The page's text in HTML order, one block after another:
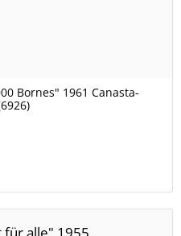
Bornes" 1961 Canasta-